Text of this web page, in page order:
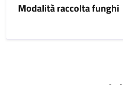
Modalità raccolta funghi